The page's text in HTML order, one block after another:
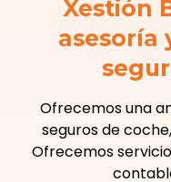
Xestión
asesoría
Ofrecemos una
seguros de
Ofrecemos